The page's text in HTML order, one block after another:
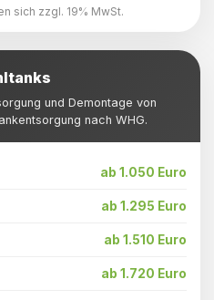
sich zzgl. 19% MwSt.
und Demontage von
nach WHG.
ab 1.050 Euro
ab 1.295 Euro
ab 1.510 Euro
ab 1.720 Euro